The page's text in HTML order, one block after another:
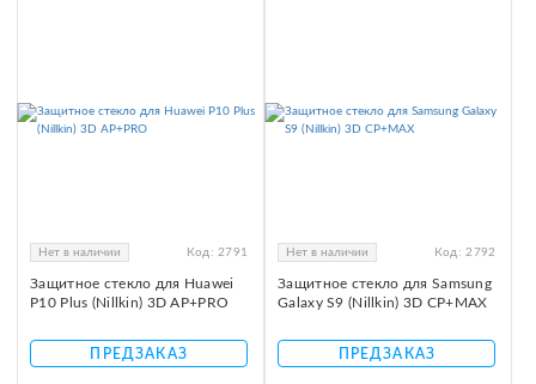
Нет в наличии Код: 2791
Защитное стекло для Huawei
P10 Plus (Nillkin) 3D AP+PRO
ПРЕДЗАКАЗ
Нет в наличии Код: 2792
Защитное стекло для Samsung
Galaxy S9 (Nillkin) 3D CP+MAX
ПРЕДЗАКАЗ